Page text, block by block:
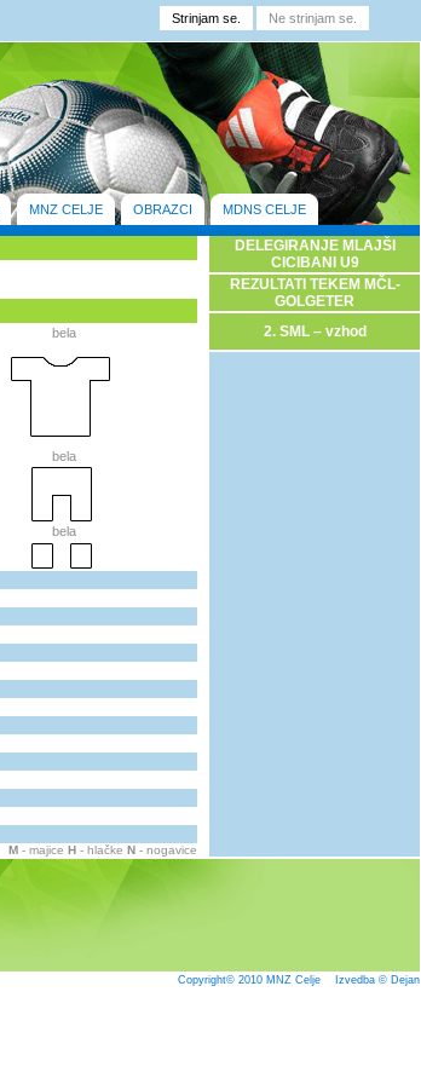
MNZ CELJE OBRAZCI MDNS CELJE
bela
bela
bela
M - majice H - hlačke N - nogavice
DELEGIRANJE MLAJŠI
CICIBANI U9
REZULTATI TEKEM MČL-
GOLGETER
2. SML – vzhod
Copyright© 2010 MNZ Celje Izvedba © Dejan